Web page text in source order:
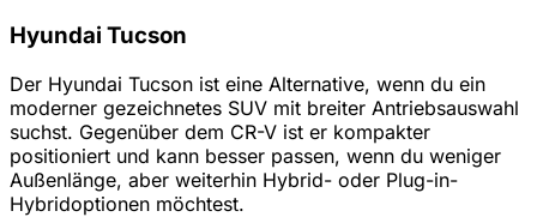
Hyundai Tucson
Der Hyundai Tucson ist eine Alternative, wenn du ein
moderner gezeichnetes SUV mit breiter Antriebsauswahl
suchst. Gegenüber dem CR-V ist er kompakter
positioniert und kann besser passen, wenn du weniger
Außenlänge, aber weiterhin Hybrid- oder Plug-in-
Hybridoptionen möchtest.